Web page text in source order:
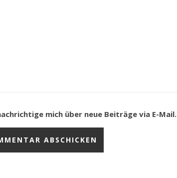
mich über neue Beiträge via E-Mail.